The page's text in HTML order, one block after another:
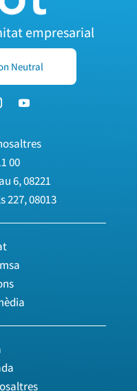
empresarial
Neutral
00
6, 08221
227, 08013